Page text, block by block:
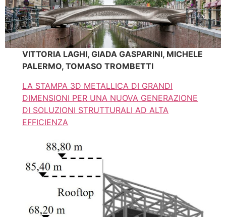
VITTORIA LAGHI, GIADA GASPARINI, MICHELE
PALERMO, TOMASO TROMBETTI
LA STAMPA 3D METALLICA DI GRANDI
DIMENSIONI PER UNA NUOVA GENERAZIONE
DI SOLUZIONI STRUTTURALI AD ALTA
EFFICIENZA